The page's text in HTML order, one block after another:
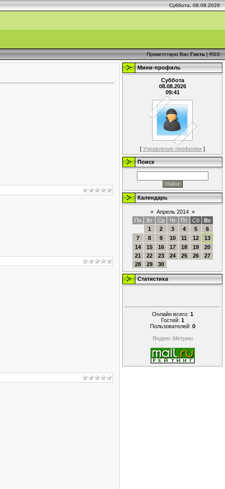
Суббота, 08.08.2026
Приветствую Вас Гость|RSS
Мини-профиль
Суббота
08.08.2026
09:41
[ Управление профилем ]
Поиск
Календарь
« Апрель 2014 »
Пн
Вт Ср Чт Пт Сб
Вс
1
2 3 4 5
6
7
8 9 10 11 12
13
14
15 16 17 18 19
20
21
22 23 24 25 26
27
28
29 30
Статистика
Онлайн всего: 1
Гостей: 1
Пользователей: 0